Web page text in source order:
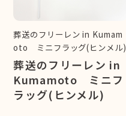
葬送のフリーレン in Kumam
oto ミニフラッグ(ヒンメル)
葬送のフリーレン in
Kumamoto ミニフ
ラッグ(ヒンメル)